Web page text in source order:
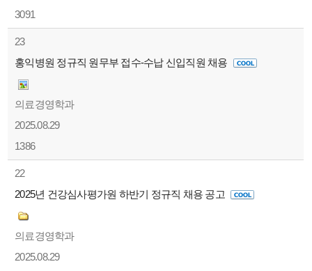
3091
23
홍익병원 정규직 원무부 접수-수납 신입직원 채용
의료경영학과
2025.08.29
1386
22
2025년 건강심사평가원 하반기 정규직 채용 공고
의료경영학과
2025.08.29